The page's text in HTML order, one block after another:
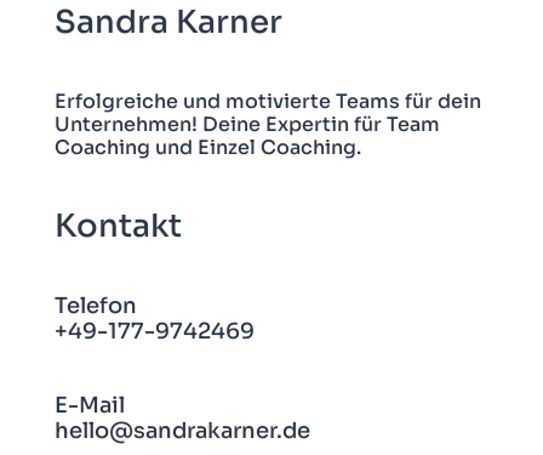
Sandra Karner
Erfolgreiche und motivierte Teams für dein
Unternehmen! Deine Expertin für Team
Coaching und Einzel Coaching.
Kontakt
Telefon
+49-177-9742469
E-Mail
hello@sandrakarner.de